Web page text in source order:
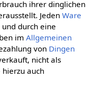
ihrer dinglichen
Jeden Ware
und durch eine
im Allgemeinen
von Dingen
nicht als
auch